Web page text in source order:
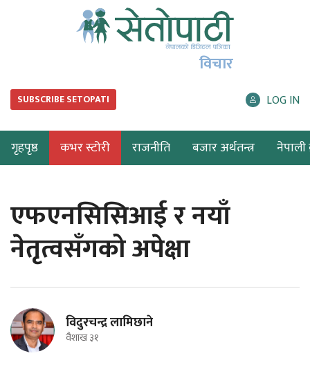
विचार
SUBSCRIBE SETOPATI LOG IN
गृहपृष्ठ कभर स्टोरी राजनीति बजार अर्थतन्त्र नेपाली
एफएनसिसिआई र नयाँ
नेतृत्वसँगको अपेक्षा
विदुरचन्द्र लामिछाने
वैशाख ३१